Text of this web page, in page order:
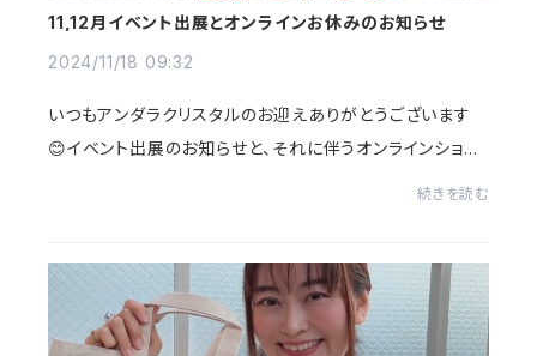
11,12月イベント出展とオンラインお休みのお知らせ
2024/11/18 09:32
いつもアンダラクリスタルのお迎えありがとうございます
😊イベント出展のお知らせと、それに伴うオンラインショッ
続きを読む